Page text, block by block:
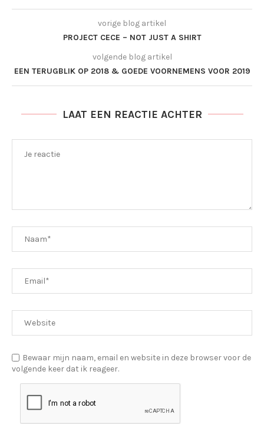
vorige blog artikel
PROJECT CECE – NOT JUST A SHIRT
volgende blog artikel
EEN TERUGBLIK OP 2018 & GOEDE VOORNEMENS VOOR 2019
LAAT EEN REACTIE ACHTER
Bewaar mijn naam, email en website in deze browser voor de
volgende keer dat ik reageer.